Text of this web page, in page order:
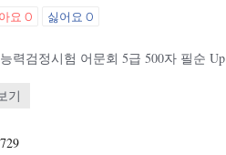
요0 싫어요0
력검정시험 어문회 5급 500자 필순 Up
기